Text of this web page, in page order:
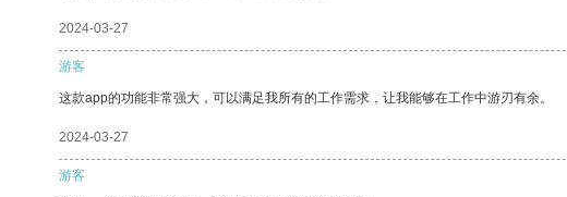
2024-03-27
游客
这款app的功能非常强大，可以满足我所有的工作需求，让我能够在工作中游刃有余。
2024-03-27
游客